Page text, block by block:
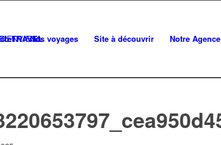
Nos voyages Site à découvrir Notre Agence
D'ENVIES0